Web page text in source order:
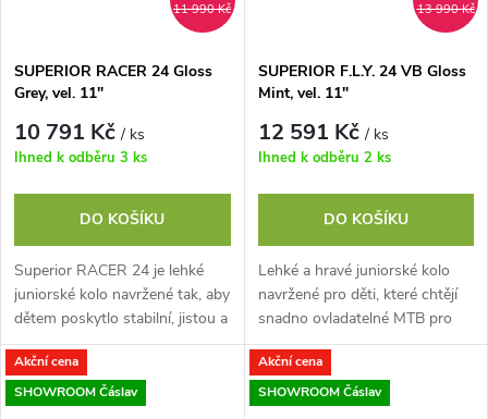
11 990 Kč
SUPERIOR RACER 24 Gloss
Grey, vel. 11"
10 791 Kč/ ks
Ihned k odběru 3 ks
DO KOŠÍKU
Superior RACER 24 je lehké
juniorské kolo navržené tak, aby
dětem poskytlo stabilní, jistou a
snadno ovladatelnou jízdu
každý den. Nový hliníkový rám
s...
13 990 Kč
SUPERIOR F.L.Y. 24 VB Gloss
Mint, vel. 11"
12 591 Kč/ ks
Ihned k odběru 2 ks
DO KOŠÍKU
Lehké a hravé juniorské kolo
navržené pro děti, které chtějí
snadno ovladatelné MTB pro
každodenní ježdění. Nový
hliníkový rám s dětskou
geometrií,...
Akční cena
SHOWROOM Čáslav
Akční cena
SHOWROOM Čáslav